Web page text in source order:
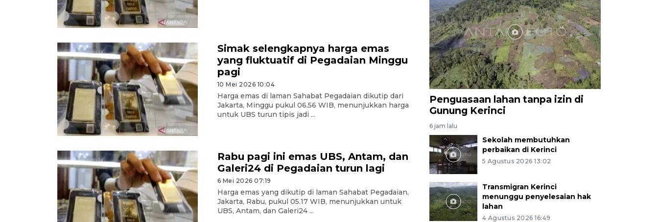
Simak selengkapnya harga emas
yang fluktuatif di Pegadaian Minggu
pagi
10 Mei 2026 10:04
Harga emas di laman Sahabat Pegadaian dikutip dari
Jakarta, Minggu pukul 06.56 WIB, menunjukkan harga
untuk UBS turun tipis jadi ...
Rabu pagi ini emas UBS, Antam, dan
Galeri24 di Pegadaian turun lagi
6 Mei 2026 07:19
Harga emas yang dikutip di laman Sahabat Pegadaian,
Jakarta, Rabu, pukul 05.17 WIB, menunjukkan untuk
UBS, Antam, dan Galeri24 ...
Penguasaan lahan tanpa izin di
Gunung Kerinci
6 jam lalu
Sekolah membutuhkan
perbaikan di Kerinci
5 Agustus 2026 13:02
Transmigran Kerinci
menunggu penyelesaian hak
lahan
4 Agustus 2026 16:49